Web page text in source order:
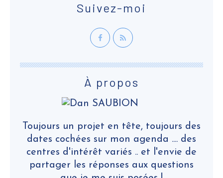
Suivez-moi
À propos
Toujours un projet en tête, toujours des
dates cochées sur mon agenda .... des
centres d'intérêt variés .. et l'envie de
partager les réponses aux questions